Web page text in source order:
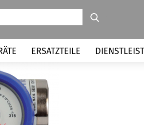
ERSATZTEILE